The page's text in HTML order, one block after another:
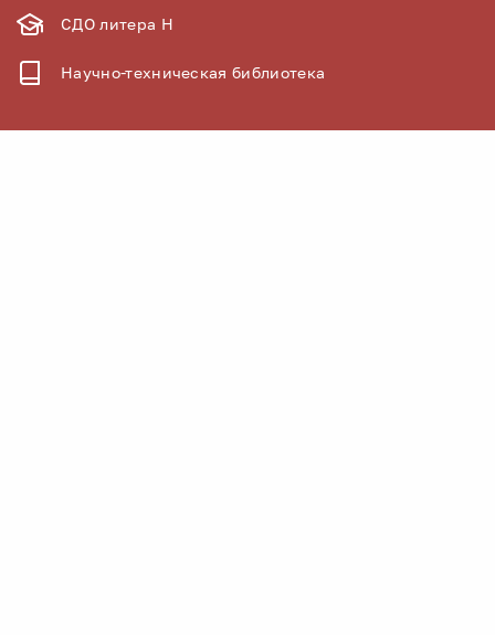
СДО литера Н
Научно-техническая библиотека